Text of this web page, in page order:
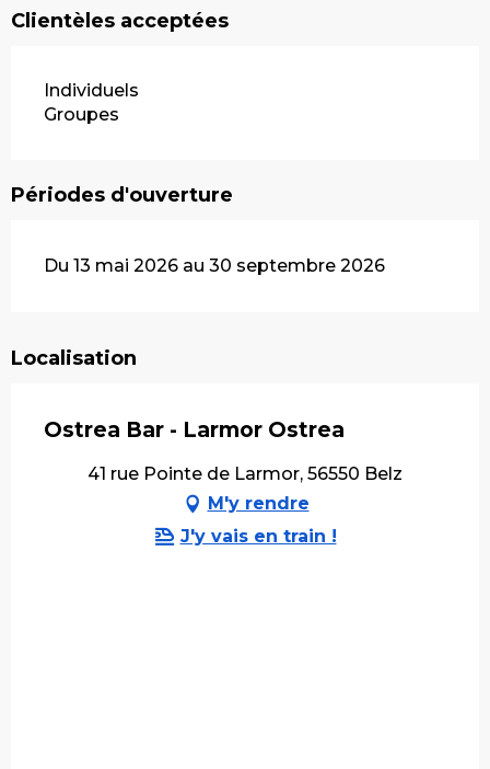
Clientèles acceptées
Individuels
Groupes
Périodes d'ouverture
Du 13 mai 2026 au 30 septembre 2026
Localisation
Ostrea Bar - Larmor Ostrea
41 rue Pointe de Larmor, 56550 Belz
M'y rendre
J'y vais en train !